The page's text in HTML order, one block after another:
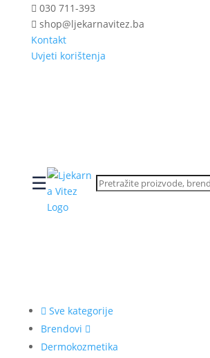
030 711-393
shop@ljekarnavitez.ba
Kontakt
Uvjeti korištenja
☰
Sve kategorije
Brendovi
Dermokozmetika